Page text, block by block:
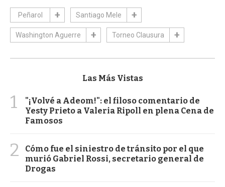
Peñarol Santiago Mele
Washington Aguerre Torneo Clausura
Las Más Vistas
1
"¡Volvé a Adeom!": el filoso comentario de
Yesty Prieto a Valeria Ripoll en plena Cena de
Famosos
2
Cómo fue el siniestro de tránsito por el que
murió Gabriel Rossi, secretario general de
Drogas